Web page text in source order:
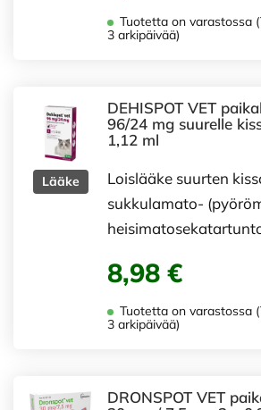
Tuotetta on varastossa
3 arkipäivää)
Lääke
DEHISPOT VET
96/24 mg suurelle
1,12 ml
Loislääke suurten
sukkulamato-
8,98 €
Tuotetta on varastossa
3 arkipäivää)
DRONSPOT VET